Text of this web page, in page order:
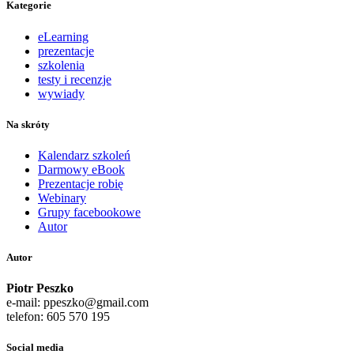
Kategorie
eLearning
prezentacje
szkolenia
testy i recenzje
wywiady
Na skróty
Kalendarz szkoleń
Darmowy eBook
Prezentacje robię
Webinary
Grupy facebookowe
Autor
Autor
Piotr Peszko
e-mail: ppeszko@gmail.com
telefon: 605 570 195
Social media